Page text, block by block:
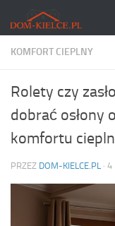
Skip to content
KOMFORT CIEPLNY
Rolety czy
dobrać osłony
komfortu
PRZEZ DOM-KIELCE.PL · 4